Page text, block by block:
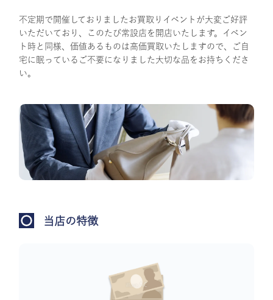
不定期で開催しておりましたお買取りイベントが大変ご好評
いただいており、このたび常設店を開店いたします。イベン
ト時と同様、価値あるものは高価買取いたしますので、ご自
宅に眠っているご不要になりました大切な品をお持ちくださ
い。
当店の特徴